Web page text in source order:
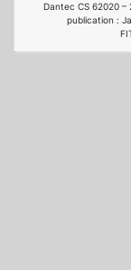
Dantec CS 62020 –
publication :